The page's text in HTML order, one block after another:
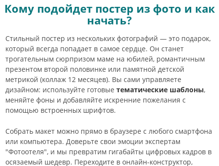
Кому подойдет постер из фото и как
начать?
Стильный постер из нескольких фотографий — это подарок,
который всегда попадает в самое сердце. Он станет
трогательным сюрпризом маме на юбилей, романтичным
презентом второй половинке или памятной детской
метрикой (коллаж 12 месяцев). Вы сами управляете
дизайном: используйте готовые тематические шаблоны,
меняйте фоны и добавляйте искренние пожелания с
помощью встроенных шрифтов.
Собрать макет можно прямо в браузере с любого смартфона
или компьютера. Доверьте свои эмоции экспертам
"Фотоотеля", и мы превратим гигабайты цифровых кадров в
осязаемый шедевр. Переходите в онлайн-конструктор,